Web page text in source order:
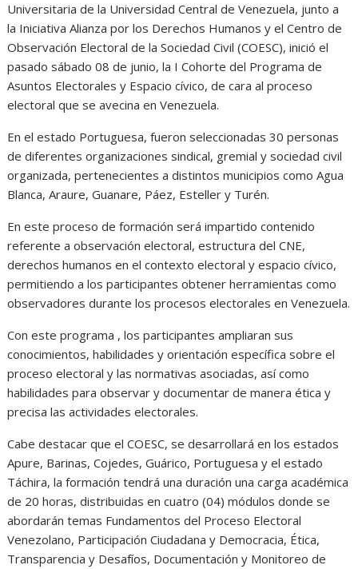
Universitaria de la Universidad Central de Venezuela, junto a
la Iniciativa Alianza por los Derechos Humanos y el Centro de
Observación Electoral de la Sociedad Civil (COESC), inició el
pasado sábado 08 de junio, la I Cohorte del Programa de
Asuntos Electorales y Espacio cívico, de cara al proceso
electoral que se avecina en Venezuela.
En el estado Portuguesa, fueron seleccionadas 30 personas
de diferentes organizaciones sindical, gremial y sociedad civil
organizada, pertenecientes a distintos municipios como Agua
Blanca, Araure, Guanare, Páez, Esteller y Turén.
En este proceso de formación será impartido contenido
referente a observación electoral, estructura del CNE,
derechos humanos en el contexto electoral y espacio cívico,
permitiendo a los participantes obtener herramientas como
observadores durante los procesos electorales en Venezuela.
Con este programa , los participantes ampliaran sus
conocimientos, habilidades y orientación específica sobre el
proceso electoral y las normativas asociadas, así como
habilidades para observar y documentar de manera ética y
precisa las actividades electorales.
Cabe destacar que el COESC, se desarrollará en los estados
Apure, Barinas, Cojedes, Guárico, Portuguesa y el estado
Táchira, la formación tendrá una duración una carga académica
de 20 horas, distribuidas en cuatro (04) módulos donde se
abordarán temas Fundamentos del Proceso Electoral
Venezolano, Participación Ciudadana y Democracia, Ética,
Transparencia y Desafíos, Documentación y Monitoreo de